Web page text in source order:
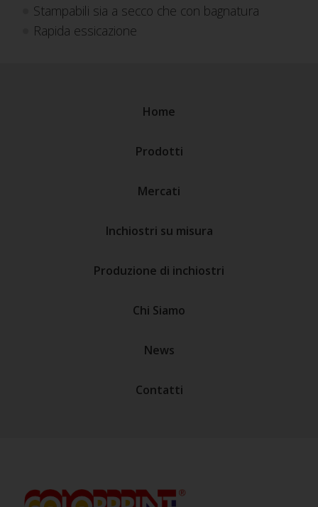
Stampabili sia a secco che con bagnatura
Rapida essicazione
Home
Prodotti
Mercati
Inchiostri su misura
Produzione di inchiostri
Chi Siamo
News
Contatti